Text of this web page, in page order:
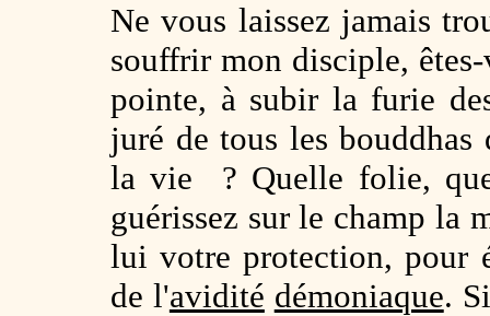
Ne vous laissez jamais
souffrir mon disciple,
pointe, à subir la furie
juré de tous les
la vie ? Quelle folie,
guérissez sur le champ la
lui votre protection, pour
de l'avidité démoniaque.